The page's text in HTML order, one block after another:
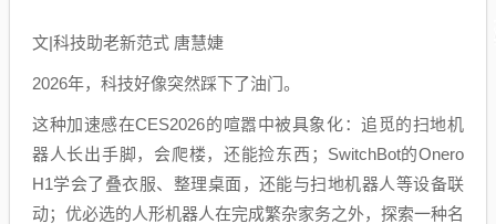
文|科技助老新范式 唐慧婕
2026年，科技好像突然踩下了油门。
这种加速感在CES2026的喧嚣中被具象化：追觅的扫地机
器人长出手脚，会爬楼，还能捡东西；SwitchBot的Onero
H1学会了叠衣服、整理桌面，还能与扫地机器人等设备联
动；优必选的人形机器人在完成繁杂家务之外，探索一种名